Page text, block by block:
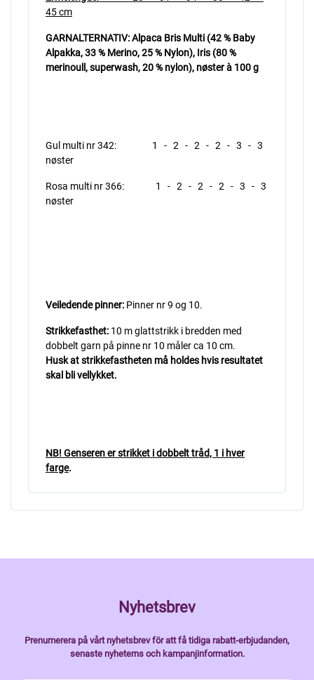
45 cm
GARNALTERNATIV: Alpaca Bris Multi (42 % Baby
Alpakka, 33 % Merino, 25 % Nylon), Iris (80 %
merinoull, superwash, 20 % nylon), nøster à 100 g
Gul multi nr 342: 1 - 2 - 2 - 2 - 3 - 3
nøster
Rosa multi nr 366: 1 - 2 - 2 - 2 - 3 - 3
nøster
Veiledende pinner: Pinner nr 9 og 10.
Strikkefasthet: 10 m glattstrikk i bredden med
dobbelt garn på pinne nr 10 måler ca 10 cm.
Husk at strikkefastheten må holdes hvis resultatet
skal bli vellykket.
NB! Genseren er strikket i dobbelt tråd, 1 i hver
farge.
Nyhetsbrev
Prenumerera på vårt nyhetsbrev för att få tidiga rabatt-erbjudanden,
senaste nyheterns och kampanjinformation.